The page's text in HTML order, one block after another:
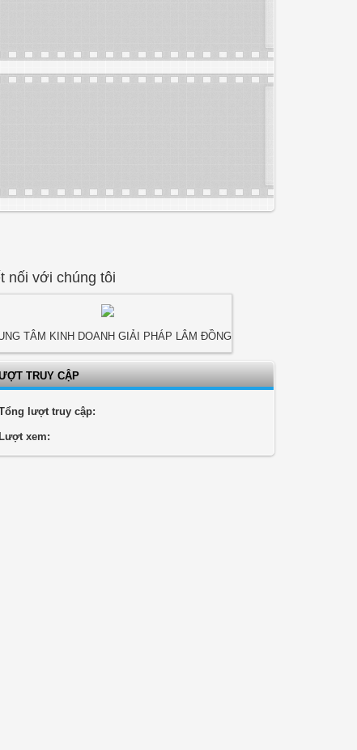
nối với chúng tôi
TÂM KINH DOANH GIẢI PHÁP LÂM ĐỒNG
TRUY CẬP
lượt truy cập:
Lượt xem: